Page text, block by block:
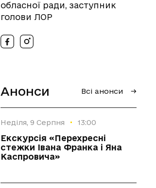
обласної ради, заступник
голови ЛОР
Анонси Всі анонси
Неділя, 9 Серпня · 13:00
Екскурсія «Перехресні
стежки Івана Франка і Яна
Каспровича»